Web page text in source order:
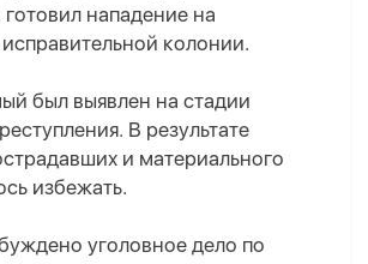
нападение на
колонии.
был выявлен на стадии
В результате
и материального
избежать.
уголовное дело по